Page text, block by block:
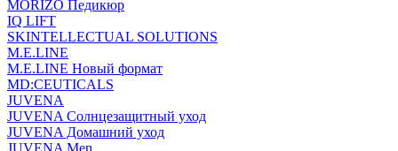
MORIZO Педикюр
IQ LIFT
SKINTELLECTUAL SOLUTIONS
M.E.LINE
M.E.LINE Новый формат
MD:CEUTICALS
JUVENA
JUVENA Солнцезащитный уход
JUVENA Домашний уход
JUVENA Men